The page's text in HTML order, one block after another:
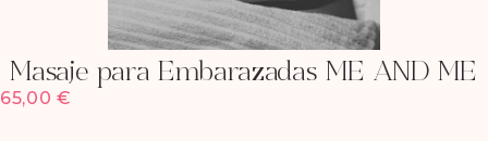
Masaje para Embarazadas ME AND ME
65,00 €